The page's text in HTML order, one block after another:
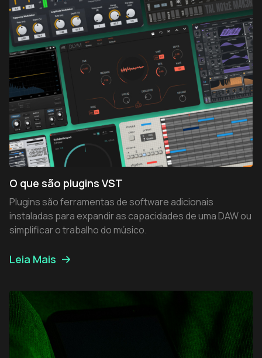
O que são plugins VST
Plugins são ferramentas de software adicionais
instaladas para expandir as capacidades de uma DAW ou
simplificar o trabalho do músico.
Leia Mais